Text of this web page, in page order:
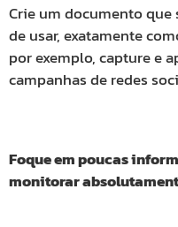
Crie um documento
de usar, exatamente
por exemplo, capture e
campanhas de redes
Foque em poucas
monitorar